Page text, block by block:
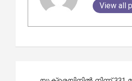
View all